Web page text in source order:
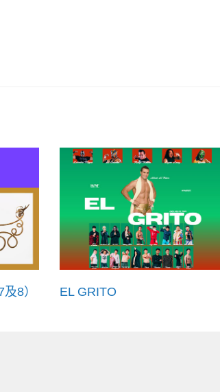
8） EL GRITO